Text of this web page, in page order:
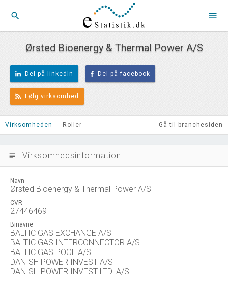
search menu
Ørsted Bioenergy & Thermal Power A/S
Del på linkedIn Del på facebook
Følg virksomhed
Virksomheden Roller Gå til branchesiden
subject Virksomhedsinformation
Navn
Ørsted Bioenergy & Thermal Power A/S
CVR
27446469
Binavne
BALTIC GAS EXCHANGE A/S
BALTIC GAS INTERCONNECTOR A/S
BALTIC GAS POOL A/S
DANISH POWER INVEST A/S
DANISH POWER INVEST LTD. A/S